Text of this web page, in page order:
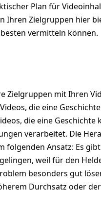
Plan für
Ihren Zielgruppen hier
vermitteln können.
Zielgruppen mit Ihren
die eine
die eine
verarbeitet. Die
folgenden Ansatz: Es
weil für den
besonders gut
Durchsatz oder